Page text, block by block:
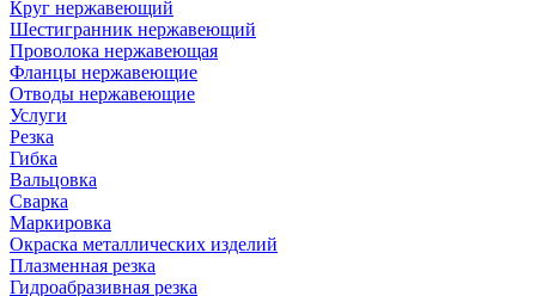
Круг нержавеющий
Шестигранник нержавеющий
Проволока нержавеющая
Фланцы нержавеющие
Отводы нержавеющие
Услуги
Резка
Гибка
Вальцовка
Сварка
Маркировка
Окраска металлических изделий
Плазменная резка
Гидроабразивная резка